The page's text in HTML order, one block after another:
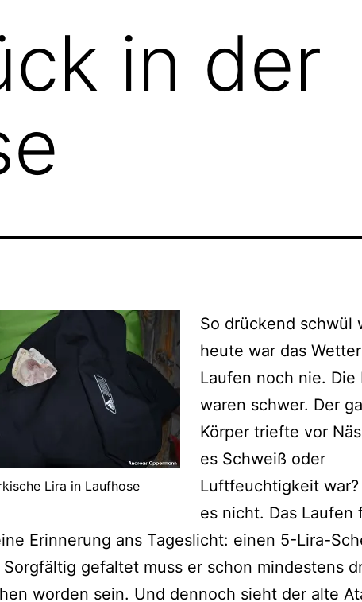
in der
Lira in Laufhose
So drückend schwül
heute war das
Laufen noch nie. Die
waren schwer. Der
Körper triefte vor
es Schweiß oder
Luftfeuchtigkeit
es nicht. Das Laufen
Erinnerung ans Tageslicht: einen 5-Lira-
Sorgfältig gefaltet muss er schon mindestens
worden sein. Und dennoch sieht der alte